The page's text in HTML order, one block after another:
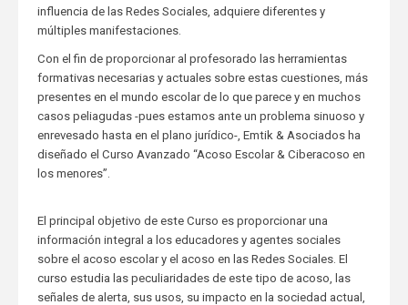
influencia de las Redes Sociales, adquiere diferentes y
múltiples manifestaciones.
Con el fin de proporcionar al profesorado las herramientas
formativas necesarias y actuales sobre estas cuestiones, más
presentes en el mundo escolar de lo que parece y en muchos
casos peliagudas -pues estamos ante un problema sinuoso y
enrevesado hasta en el plano jurídico-, Emtik & Asociados ha
diseñado el Curso Avanzado “Acoso Escolar & Ciberacoso en
los menores”.
El principal objetivo de este Curso es proporcionar una
información integral a los educadores y agentes sociales
sobre el acoso escolar y el acoso en las Redes Sociales. El
curso estudia las peculiaridades de este tipo de acoso, las
señales de alerta, sus usos, su impacto en la sociedad actual,